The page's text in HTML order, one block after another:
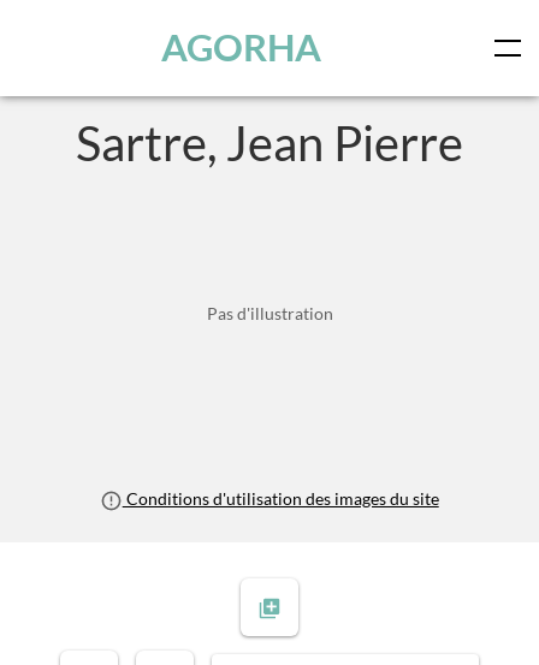
AGORHA
Sartre, Jean Pierre
Pas d'illustration
Conditions d'utilisation des images du site